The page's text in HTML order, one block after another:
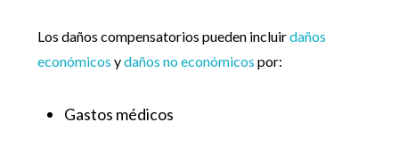
Los daños compensatorios pueden incluirdaños
económicos ydaños no económicos por:
Gastos médicos